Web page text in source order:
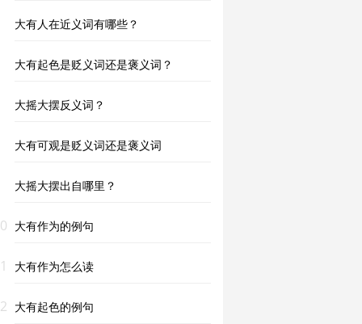
大有人在近义词有哪些？
大有起色是贬义词还是褒义词？
大摇大摆反义词？
大有可观是贬义词还是褒义词
大摇大摆出自哪里？
大有作为的例句
大有作为怎么读
大有起色的例句